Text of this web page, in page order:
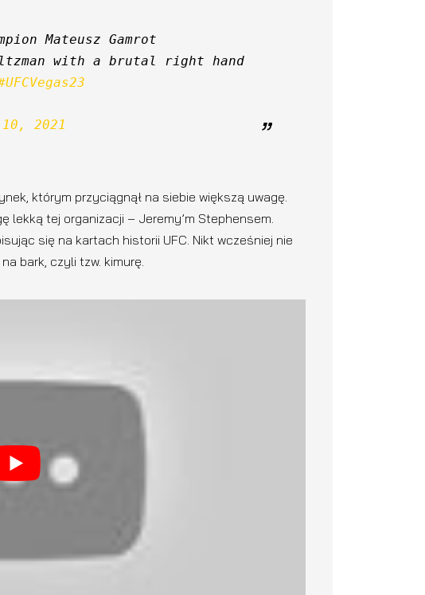
Mateusz Gamrot
with a brutal right hand
2021
którym przyciągnął na siebie większą uwagę.
lekką tej organizacji – Jeremy’m Stephensem.
się na kartach historii UFC. Nikt wcześniej nie
bark, czyli tzw. kimurę.